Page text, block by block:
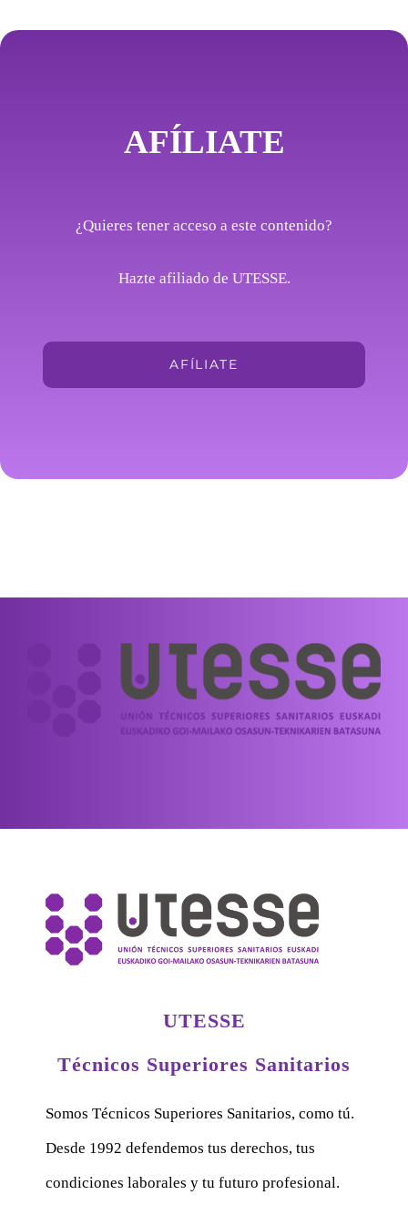
AFÍLIATE
¿Quieres tener acceso a este contenido?
Hazte afiliado de UTESSE.
AFÍLIATE
UTESSE
Técnicos Superiores Sanitarios
Somos Técnicos Superiores Sanitarios, como tú.
Desde 1992 defendemos tus derechos, tus
condiciones laborales y tu futuro profesional.